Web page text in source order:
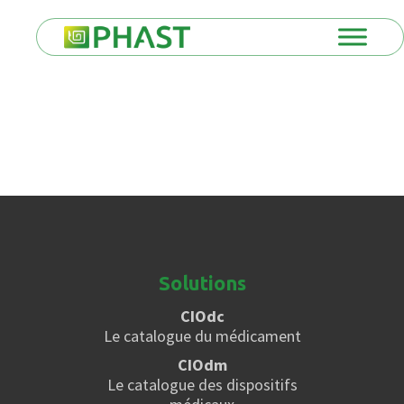
Solutions
CIOdc
Le catalogue du médicament
CIOdm
Le catalogue des dispositifs